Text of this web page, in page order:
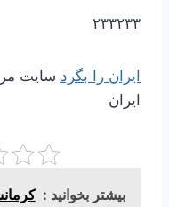
۲۳۳۲۳۳
ایران را بگرد سایت
ایران
بیشتر بخوانید :